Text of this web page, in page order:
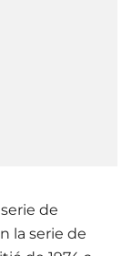
de
la serie de